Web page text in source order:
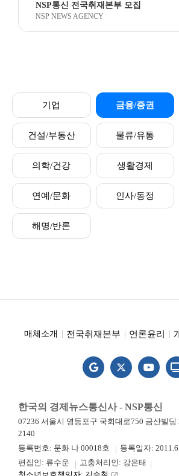
NSP통신 전국취재본부 모집
NSP NEWS AGENCY
기업 금융/증권
건설/부동산 물류/유통
의학/건강 생활경제
연예/문화 인사/동정
해명/반론
매체소개 전국취재본부 언론윤리
한국의 경제뉴스통신사 - NSP통신
07236 서울시 영등포구 국회대로750 금산빌딩
2140
등록번호: 문화 나 00018호
등록일자:
편집인: 류수운
고충처리인: 강은태